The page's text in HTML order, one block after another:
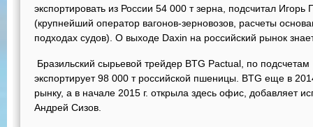
экспортировать из России 54 000 т зерна, подсчитал Игорь
(крупнейший оператор вагонов-зерновозов, расчеты
подходах судов). О выходе Daxin на российский рынок
Бразильский сырьевой трейдер BTG Pactual, по подсчетам
экспортирует 98 000 т российской пшеницы. BTG еще в
рынку, а в начале 2015 г. открыла здесь офис, добавляет
Андрей Сизов.